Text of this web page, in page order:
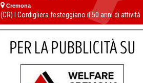
Cremona
(CR) I Cordigliera festeggiano il 50 anni di attività